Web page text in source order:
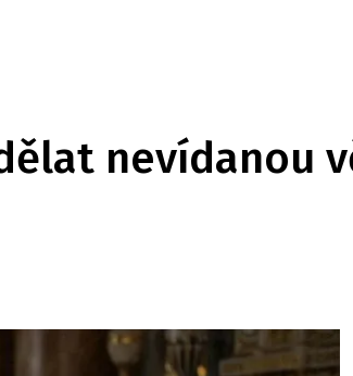
nevídanou